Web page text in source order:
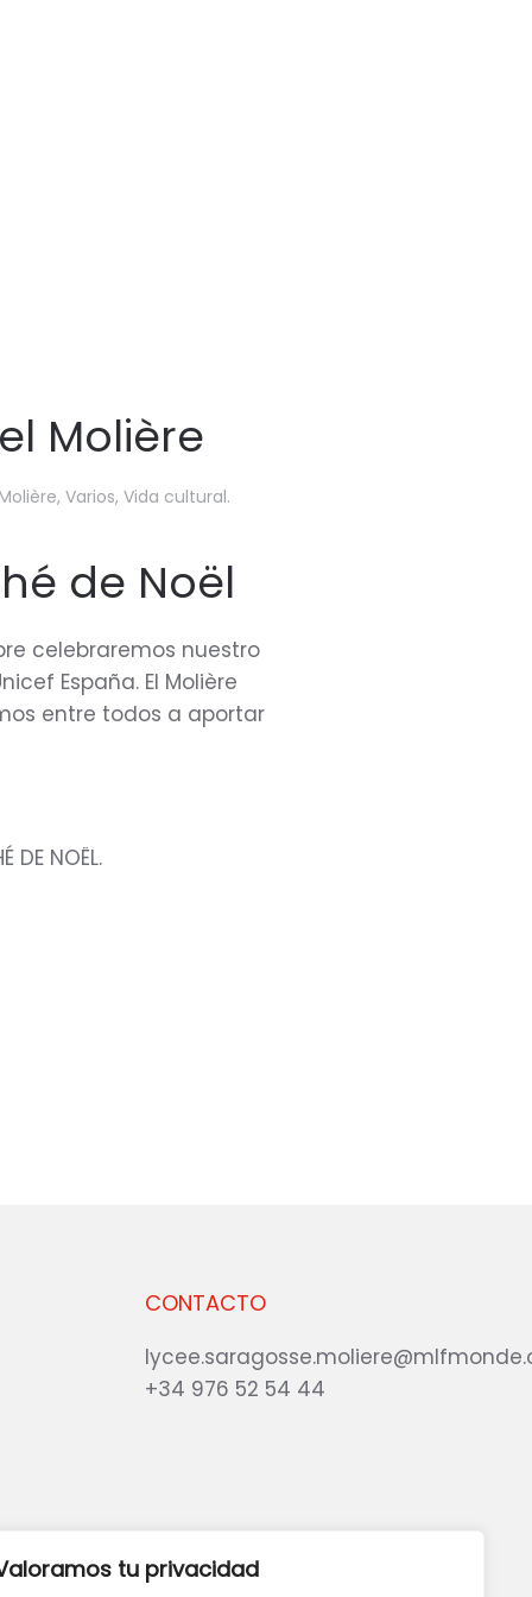
tu privacidad
Molière
, Varios, Vida cultural.
de Noël
celebraremos nuestro
España. El Molière
entre todos a aportar
DE NOËL.
CONTACTO
+34 976 52 54 44